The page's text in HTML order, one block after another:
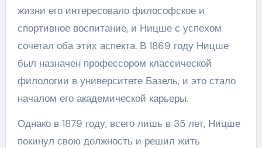
жизни его интересовало философское и
спортивное воспитание, и Ницше с успехом
сочетал оба этих аспекта. В 1869 году Ницше
был назначен профессором классической
филологии в университете Базель, и это стало
началом его академической карьеры.
Однако в 1879 году, всего лишь в 35 лет, Ницше
покинул свою должность и решил жить